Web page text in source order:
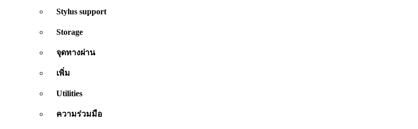
Stylus support
Storage
จุดทางผ่าน
เพิ่ม
Utilities
ความร่วมมือ